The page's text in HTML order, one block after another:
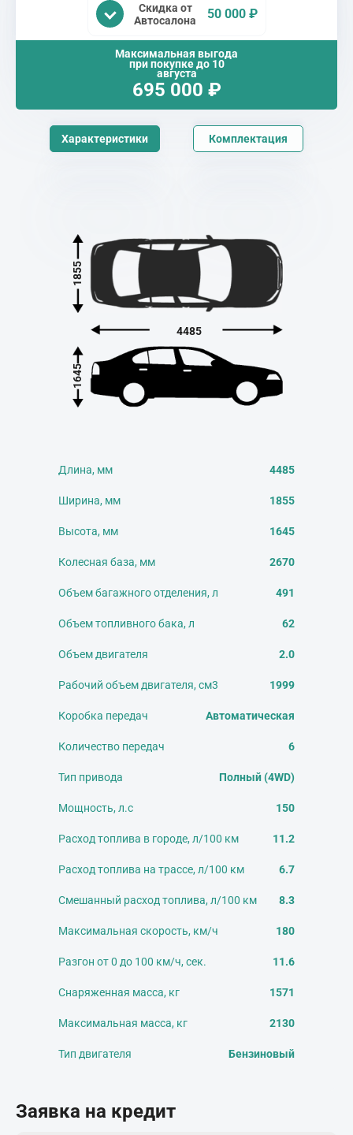
Скидка от
Автосалона
50 000 ₽
Максимальная выгода
при покупке до 10
августа
695 000 ₽
Характеристики Комплектация
4485
1855
1645
Длина, мм
Ширина, мм
Высота, мм
Колесная база, мм
Объем багажного отделения, л
Объем топливного бака, л
Объем двигателя
Рабочий объем двигателя, см3
Коробка передач
Количество передач
4485
1855
1645
2670
491
62
2.0
1999
Автоматическая
6
Тип привода
Мощность, л.с
Расход топлива в городе, л/100 км
Расход топлива на трассе, л/100 км
Смешанный расход топлива, л/100 км
Максимальная скорость, км/ч
Разгон от 0 до 100 км/ч, сек.
Снаряженная масса, кг
Максимальная масса, кг
Тип двигателя
Полный (4WD)
150
11.2
6.7
8.3
180
11.6
1571
2130
Бензиновый
Заявка на кредит